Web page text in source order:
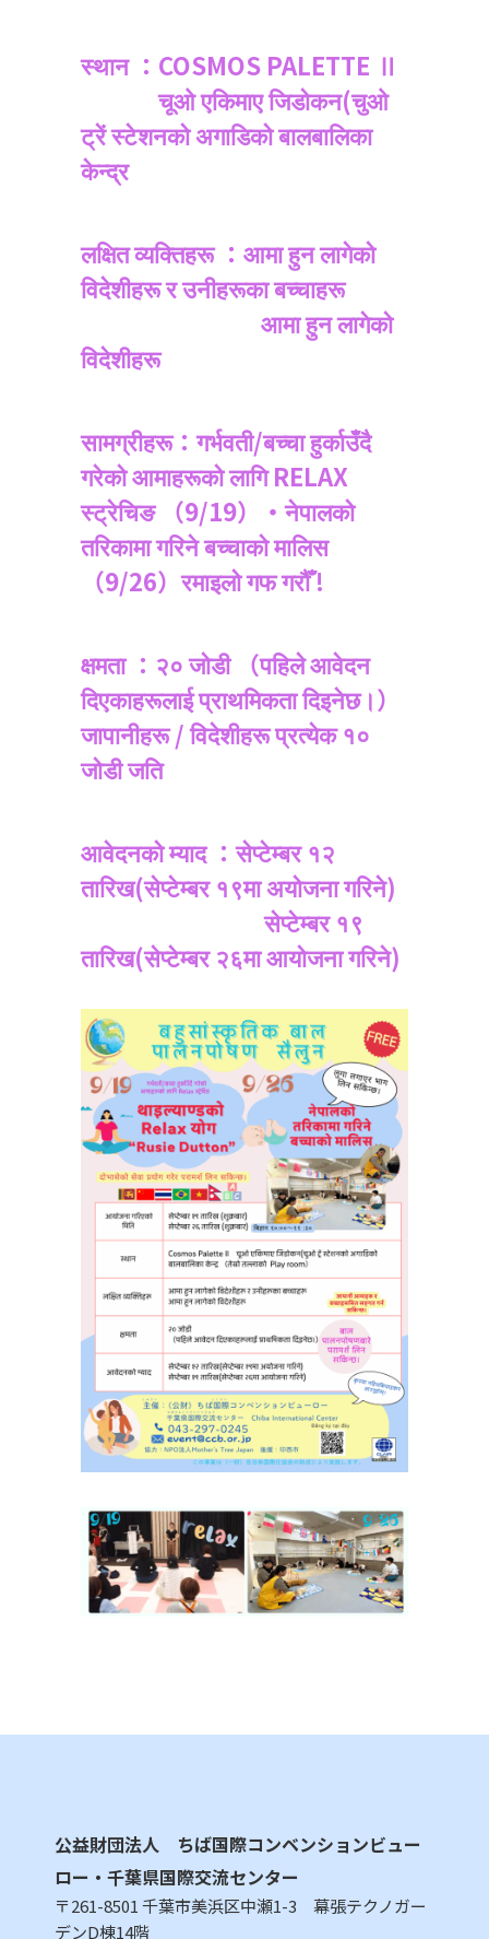
स्थान ：COSMOS PALETTE Ⅱ
चूओ एकिमाए जिडोकन(चुओ
ट्रें स्टेशनको अगाडिको बालबालिका
केन्द्र
लक्षित व्यक्तिहरू ：आमा हुन लागेको
विदेशीहरू र उनीहरूका बच्चाहरू
आमा हुन लागेको
विदेशीहरू
सामग्रीहरू：गर्भवती/बच्चा हुर्काउँदै
गरेको आमाहरूको लागि RELAX
स्ट्रेचिङ （9/19）・नेपालको
तरिकामा गरिने बच्चाको मालिस
（9/26）रमाइलो गफ गरौँ !
क्षमता ：२० जोडी （पहिले आवेदन
दिएकाहरूलाई प्राथमिकता दिइनेछ।）
जापानीहरू / विदेशीहरू प्रत्येक १०
जोडी जति
आवेदनको म्याद ：सेप्टेम्बर १२
तारिख(सेप्टेम्बर १९मा अयोजना गरिने)
सेप्टेम्बर १९
तारिख(सेप्टेम्बर २६मा आयोजना गरिने)
公益財団法人 ちば国際コンベンションビュー
ロー・千葉県国際交流センター
〒261-8501 千葉市美浜区中瀬1-3 幕張テクノガー
デンD棟14階